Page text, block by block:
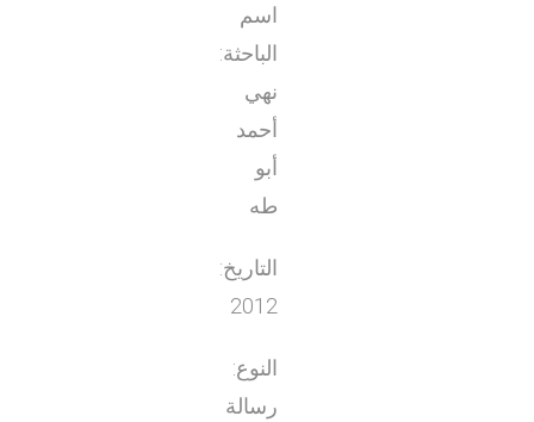
اسم
الباحثة:
نهي
أحمد
أبو
طه
التاريخ:
2012
النوع:
رسالة